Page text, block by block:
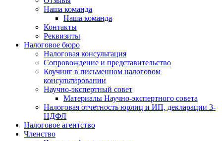
Наша команда
Наша команда
Контакты
Реквизиты
Налоговое бюро
Налоговая консультация
Cопровождение и представительство
Коучинг в письменном налоговом
консультировании
Научно-экспертный совет
Материалы Научно-экспертного совета
Налоговая отчетность юрлиц и ИП, декларации 3-
НДФЛ
Налоговое агентство
Членство